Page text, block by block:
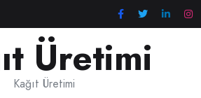
Üretimi
Kağıt Üretimi